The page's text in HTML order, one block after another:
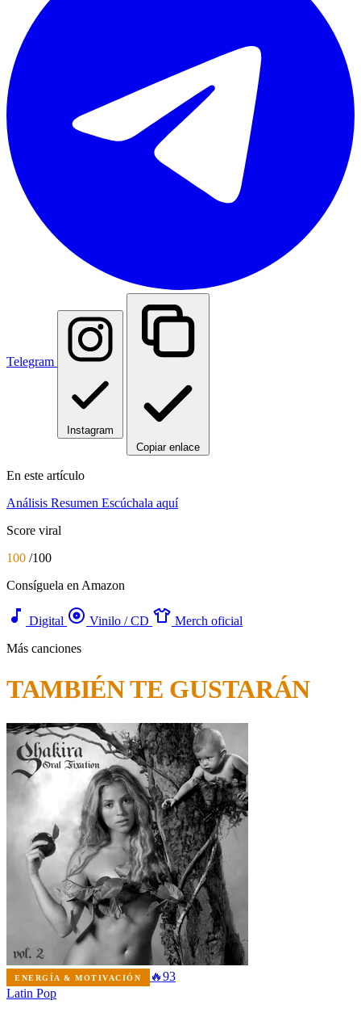
Telegram
Instagram
Copiar enlace
En este artículo
Análisis Resumen Escúchala aquí
Score viral
100 /100
Consíguela en Amazon
music_note Digital album Vinilo / CD apparel Merch oficial
Más canciones
TAMBIÉN TE GUSTARÁN
ENERGÍA & MOTIVACIÓN 🔥93
Latin Pop